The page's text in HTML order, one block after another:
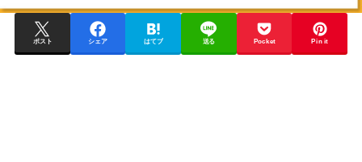
ポスト シェア はてブ 送る Pocket Pin it